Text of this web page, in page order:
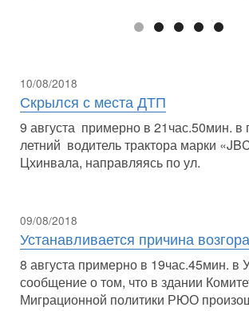
10/08/2018
Скрылся с места ДТП
9 августа примерно в 21час.50мин. в
летний водитель трактора марки
Цхинвала, направляясь по ул.
09/08/2018
Устанавливается причина
8 августа примерно в 19час.45мин. в
сообщение о том, что в здании
Миграционной политики РЮО